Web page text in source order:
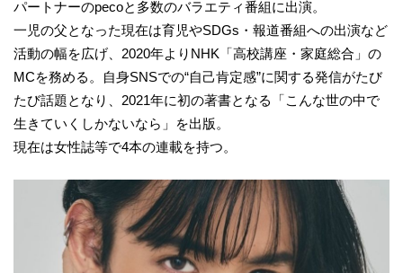
パートナーのpecoと多数のバラエティ番組に出演。
一児の父となった現在は育児やSDGs・報道番組への出演など
活動の幅を広げ、2020年よりNHK「高校講座・家庭総合」の
MCを務める。自身SNSでの“自己肯定感”に関する発信がたび
たび話題となり、2021年に初の著書となる「こんな世の中で
生きていくしかないなら」を出版。
現在は女性誌等で4本の連載を持つ。